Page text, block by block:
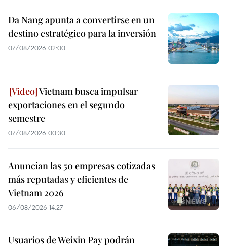
Da Nang apunta a convertirse en un
destino estratégico para la inversión
07/08/2026 02:00
Vietnam busca impulsar
exportaciones en el segundo
semestre
07/08/2026 00:30
Anuncian las 50 empresas cotizadas
más reputadas y eficientes de
Vietnam 2026
06/08/2026 14:27
Usuarios de Weixin Pay podrán